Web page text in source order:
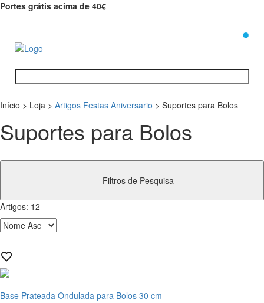
Portes grátis acima de 40€
Início > Loja > Artigos Festas Aniversario > Suportes para Bolos
Suportes para Bolos
Filtros de Pesquisa
Artigos: 12
Base Prateada Ondulada para Bolos 30 cm